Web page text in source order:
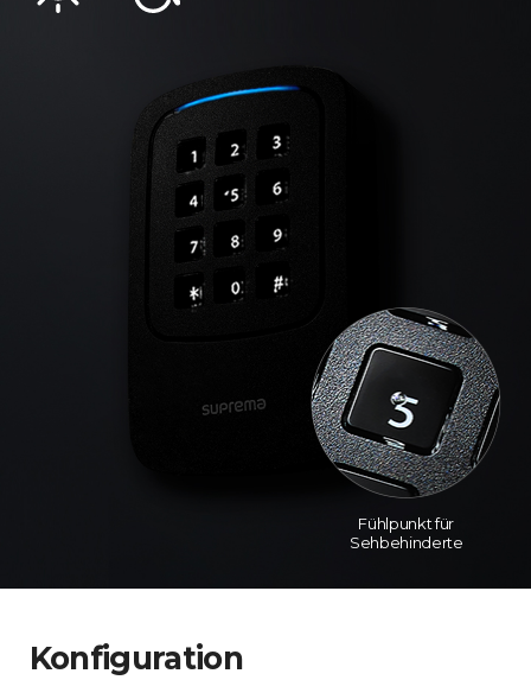
Fühlpunkt für
Sehbehinderte
Konfiguration